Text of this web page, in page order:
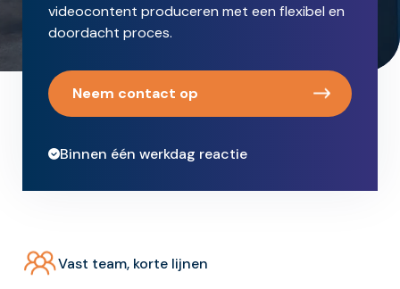
videocontent produceren met een flexibel en
doordacht proces.
Neem contact op
Binnen één werkdag reactie
Vast team, korte lijnen